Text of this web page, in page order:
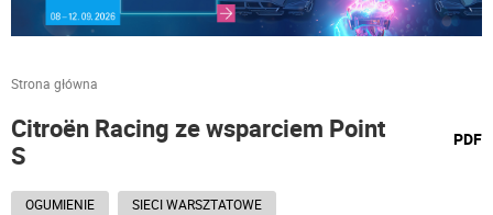
Strona główna
Citroën Racing ze wsparciem Point
S
PDF
OGUMIENIE
SIECI WARSZTATOWE